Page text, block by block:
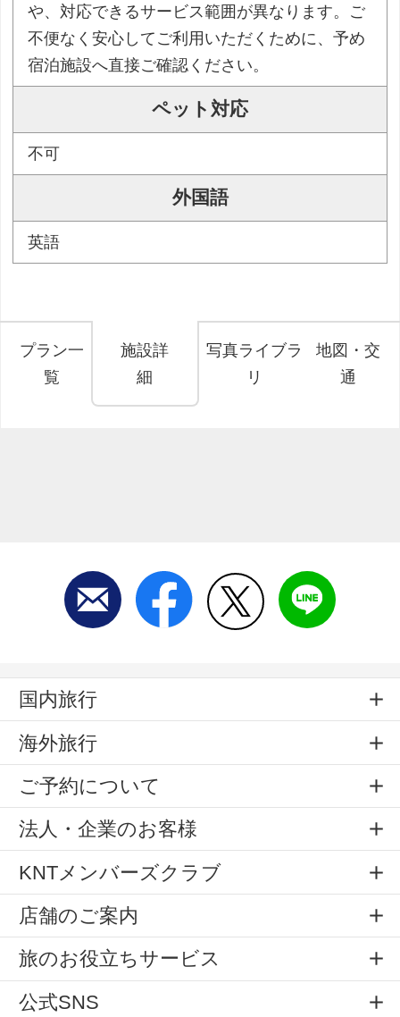
や、対応できるサービス範囲が異なります。ご
不便なく安心してご利用いただくために、予め
宿泊施設へ直接ご確認ください。
ペット対応
不可
外国語
英語
プラン一
覧
施設詳
細
写真ライブラ
リ
地図・交
通
国内旅行
海外旅行
ご予約について
法人・企業のお客様
KNTメンバーズクラブ
店舗のご案内
旅のお役立ちサービス
公式SNS